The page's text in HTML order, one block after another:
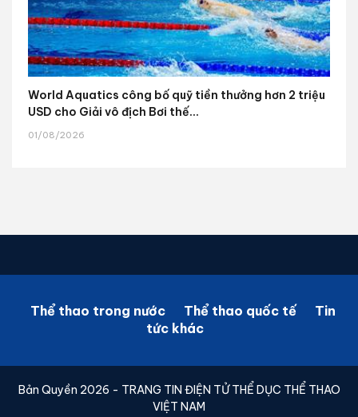
World Aquatics công bố quỹ tiền thưởng hơn 2 triệu
USD cho Giải vô địch Bơi thế...
01/08/2026
Thể thao trong nước Thể thao quốc tế
Tin
tức khác
Bản Quyền 2026 - TRANG TIN ĐIỆN TỬ THỂ DỤC THỂ THAO
VIỆT NAM